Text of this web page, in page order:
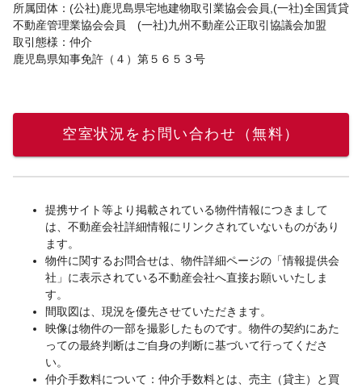
所属団体：(公社)鹿児島県宅地建物取引業協会会員,(一社)全国賃貸
不動産管理業協会会員 (一社)九州不動産公正取引協議会加盟
取引態様：仲介
鹿児島県知事免許（４）第５６５３号
空室状況をお問い合わせ（無料）
提携サイト等より掲載されている物件情報につきまして
は、不動産会社詳細情報にリンクされていないものがあり
ます。
物件に関するお問合せは、物件詳細ページの「情報提供会
社」に表示されている不動産会社へ直接お願いいたしま
す。
間取図は、現況を優先させていただきます。
映像は物件の一部を撮影したものです。物件の契約にあた
っての最終判断はご自身の判断に基づいて行ってくださ
い。
仲介手数料について：仲介手数料とは、売主（貸主）と買